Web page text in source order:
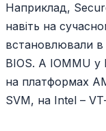
Наприклад,
навіть на
встановлювали
BIOS. А IOMMU у
на платформах
SVM, на Intel –